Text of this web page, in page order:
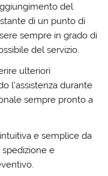
del
di un punto di
sempre in grado di
del servizio.
ulteriori
l’assistenza durante
sempre pronto a
e semplice da
spedizione e